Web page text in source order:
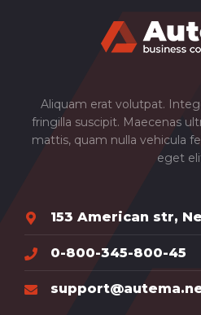
Aliquam erat volutpat.
fringilla suscipit. Maecenas
mattis, quam nulla vehicula
eget
153 American str,
0-800-345-800-45